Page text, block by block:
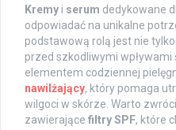
Kremy i serum dedykowane
odpowiadać na unikalne
podstawową rolą jest nie tylko
przed szkodliwymi
elementem codziennej
nawilżający, który pomaga
wilgoci w skórze. Warto
zawierające filtry SPF, które